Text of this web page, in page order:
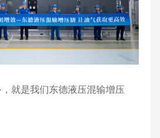
就是我们东德液压混输增压